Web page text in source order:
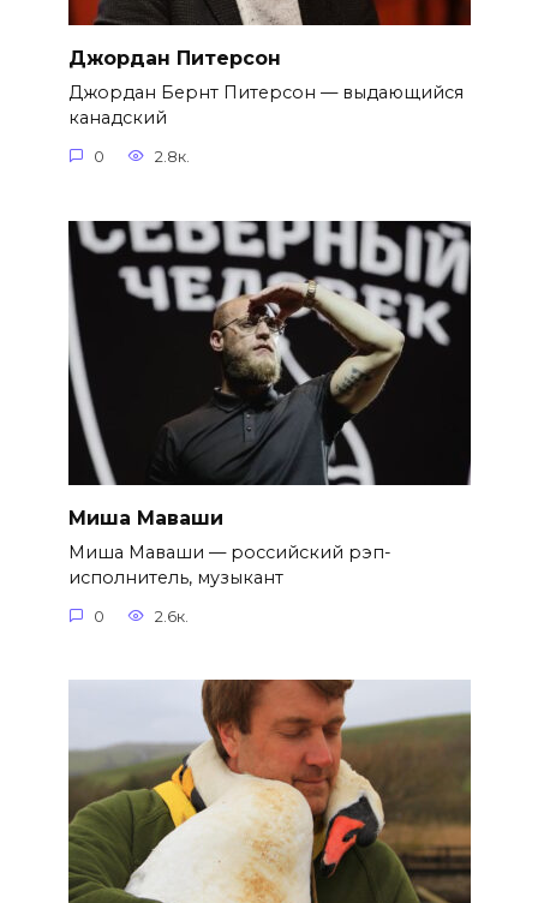
Джордан Питерсон
Джордан Бернт Питерсон — выдающийся
канадский
0 2.8к.
Миша Маваши
Миша Маваши — российский рэп-
исполнитель, музыкант
0 2.6к.